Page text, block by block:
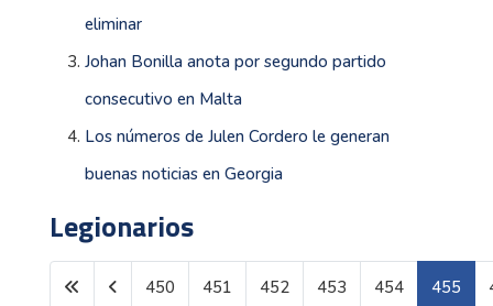
eliminar
Johan Bonilla anota por segundo partido
consecutivo en Malta
Los números de Julen Cordero le generan
buenas noticias en Georgia
Legionarios
Página 455 de 1599
450 451 452 453 454 455